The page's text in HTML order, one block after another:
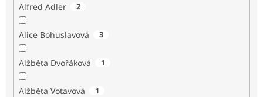
Alfred Adler 2
Alice Bohuslavová 3
Alžběta Dvořáková 1
Alžběta Votavová 1